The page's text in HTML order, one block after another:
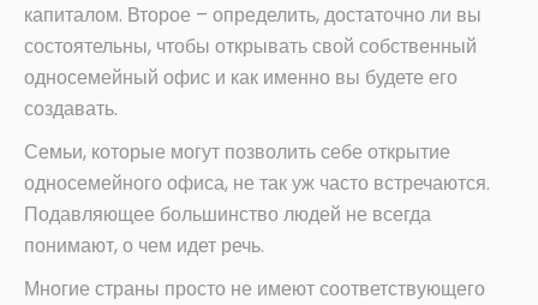
капиталом. Второе – определить, достаточно ли вы
состоятельны, чтобы открывать свой собственный
односемейный офис и как именно вы будете его
создавать.
Семьи, которые могут позволить себе открытие
односемейного офиса, не так уж часто встречаются.
Подавляющее большинство людей не всегда
понимают, о чем идет речь.
Многие страны просто не имеют соответствующего